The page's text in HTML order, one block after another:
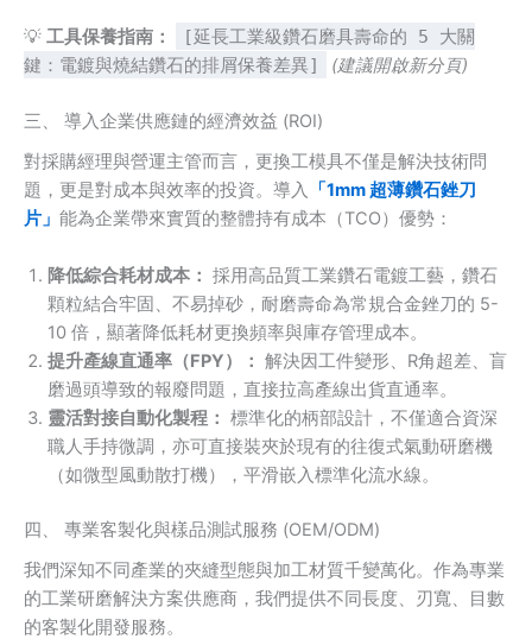
💡 工具保養指南：
[延長工業級鑽石磨具壽命的 5 大關
鍵：電鍍與燒結鑽石的排屑保養差異]
(建議開啟新分頁)
三、 導入企業供應鏈的經濟效益 (ROI)
對採購經理與營運主管而言，更換工模具不僅是解決技術問
題，更是對成本與效率的投資。導入
「1mm 超薄鑽石銼刀
片」 能為企業帶來實質的整體持有成本（TCO）優勢：
降低綜合耗材成本： 採用高品質工業鑽石電鍍工藝，鑽石
顆粒結合牢固、不易掉砂，耐磨壽命為常規合金銼刀的 5-
10 倍，顯著降低耗材更換頻率與庫存管理成本。
提升產線直通率（FPY）： 解決因工件變形、R角超差、盲
磨過頭導致的報廢問題，直接拉高產線出貨直通率。
靈活對接自動化製程： 標準化的柄部設計，不僅適合資深
職人手持微調，亦可直接裝夾於現有的往復式氣動研磨機
（如微型風動散打機），平滑嵌入標準化流水線。
四、 專業客製化與樣品測試服務 (OEM/ODM)
我們深知不同產業的夾縫型態與加工材質千變萬化。作為專業
的工業研磨解決方案供應商，我們提供不同長度、刃寬、目數
的客製化開發服務。